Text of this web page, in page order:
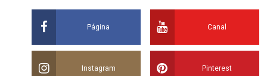
Página Canal
Instagram Pinterest